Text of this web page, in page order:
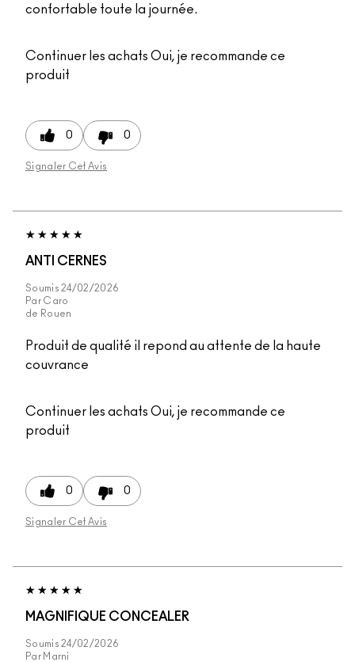
confortable toute la journée.
Continuer les achats Oui, je recommande ce
produit
0 0
Signaler Cet Avis
ANTI CERNES
Soumis 24/02/2026
Par Caro
de Rouen
Produit de qualité il repond au attente de la haute
couvrance
Continuer les achats Oui, je recommande ce
produit
0 0
Signaler Cet Avis
MAGNIFIQUE CONCEALER
Soumis 24/02/2026
Par Marni